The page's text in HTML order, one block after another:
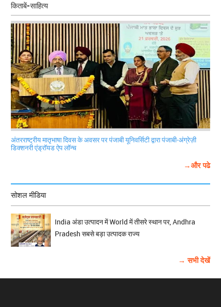
किताबें-साहित्य
अंतरराष्ट्रीय मातृभाषा दिवस के अवसर पर पंजाबी यूनिवर्सिटी द्वारा पंजाबी-अंग्रेज़ी
डिक्शनरी एंड्रॉयड ऐप लॉन्च
→और पढे
सोशल मीडिया
India अंडा उत्पादन में World में तीसरे स्थान पर, Andhra
Pradesh सबसे बड़ा उत्पादक राज्य
→ सभी देखें